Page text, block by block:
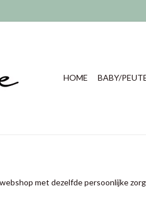
HOME BABY/
met dezelfde persoonlijke